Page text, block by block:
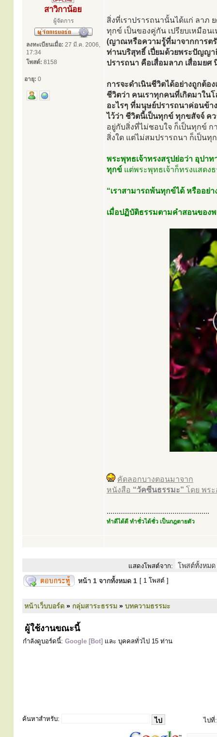
สาวิกาน้อย
ผู้จัดการ
ลงทะเบียนเมื่อ: 27 มี.ค. 2006,
17:34
โพสต์: 8158
อายุ: 0
สิ่งที่เราปรารถนานั้นได้แก่ ลาภ
ทุกข์ เป็นของคู่กัน เปรียบเหมือ
(ญาณหรือความรู้ที่มาจากการตรั
ท่านบริสุทธิ์ เปี่ยมด้วยพระปัญญ
ปรารถนา คือเสื่อมลาภ เสื่อมยศ
การจะดำเนินชีวิตได้อย่างถูกต้อ
ชีวิตว่า คนเราทุกคนที่เกิดมาใน
อะไรๆ ที่มนุษย์ปรารถนาค่อนข้
ไว้ว่า ชีวิตนี้เป็นทุกข์ ทุกขสัจจ์ ค
อยู่กับสิ่งที่ไม่ชอบใจ ก็เป็นทุกข์ ก
สิ่งใด แต่ไม่สมปรารถนา ก็เป็นทุ
พระพุทธเจ้าทรงสรุปย่อว่า อุปา
ทุกข์ แต่พระพุทธเจ้าก็ทรงแสดง
“เราสามารถพ้นทุกข์ได้ หรืออย่า
เมื่อปฏิบัติธรรมตามคำสอนของ
คัดลอกบางตอนมาจาก
หนังสือ “วัคซีนธรรมะ” โดย พร
.....................................................
ทำดีได้ดี ทำชั่วได้ชั่ว เป็นกฎตายตัว
แสดงโพสต์จาก:
หน้า 1 จากทั้งหมด 1 [ 1 โพสต์ ]
หน้าเว็บบอร์ด » กลุ่มสาระธรรม » บทความธรรมะ
ผู้ใช้งานขณะนี้
กำลังดูบอร์ดนี้: Google [Bot] และ บุคคลทั่วไป 15 ท่าน
ค้นหาสำหรับ: ไปที่: